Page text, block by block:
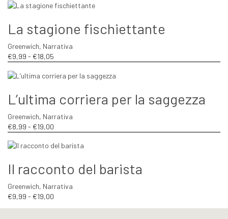
prezzo:
€11,99
a
€19,00
La stagione fischiettante
Greenwich, Narrativa
€9,99 - €18,05
prezzo:
€9,99
a
€18,05
L’ultima corriera per la saggezza
Greenwich, Narrativa
€8,99 - €19,00
prezzo:
€8,99
a
€19,00
Il racconto del barista
Greenwich, Narrativa
€9,99 - €19,00